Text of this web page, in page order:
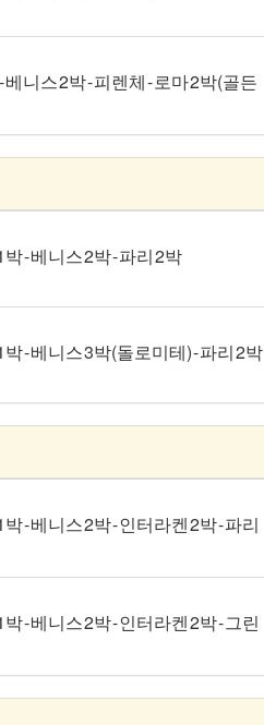
니스 2박 - 피렌체 - 로마 2박(골든
- 베니스 2박 - 파리 2박
- 베니스 3박(돌로미테) - 파리 2박
- 베니스 2박 - 인터라켄 2박 - 파리
- 베니스 2박 - 인터라켄 2박 - 그린